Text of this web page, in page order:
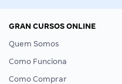
GRAN CURSOS ONLINE
Quem Somos
Como Funciona
Como Comprar